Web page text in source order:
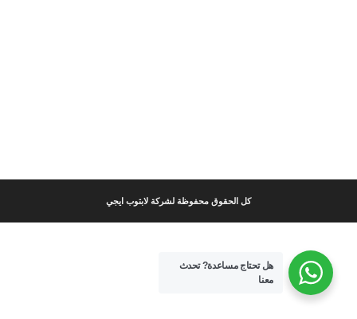
كل الحقوق محفوظة لشركة لابتوب ايجي
هل تحتاج مساعدة?تحدث
معنا